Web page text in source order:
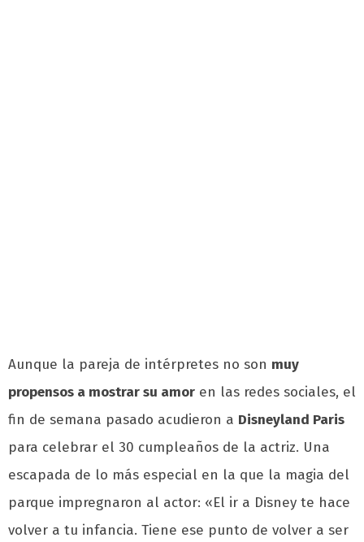
Aunque la pareja de intérpretes no son muy
propensos a mostrar su amor en las redes sociales, el
fin de semana pasado acudieron a Disneyland Paris
para celebrar el 30 cumpleaños de la actriz. Una
escapada de lo más especial en la que la magia del
parque impregnaron al actor: «El ir a Disney te hace
volver a tu infancia. Tiene ese punto de volver a ser